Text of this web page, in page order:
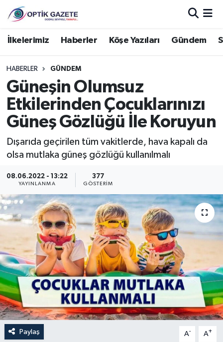
İlkelerimiz Haberler Köşe Yazıları Gündem
HABERLER GÜNDEM
Güneşin Olumsuz
Etkilerinden Çocuklarınızı
Güneş Gözlüğü İle Koruyun
Dışarıda geçirilen tüm vakitlerde, hava kapalı da
olsa mutlaka güneş gözlüğü kullanılmalı
08.06.2022 - 13:22
YAYINLANMA
377
GÖSTERIM
Paylaş A- A+
Nöbetçi Eczaneler
Hava Durumu
İstanbul Namaz Vakitleri
Trafik Durumu
Süper Lig Puan Durumu ve Fikstür
Haber Arşivi